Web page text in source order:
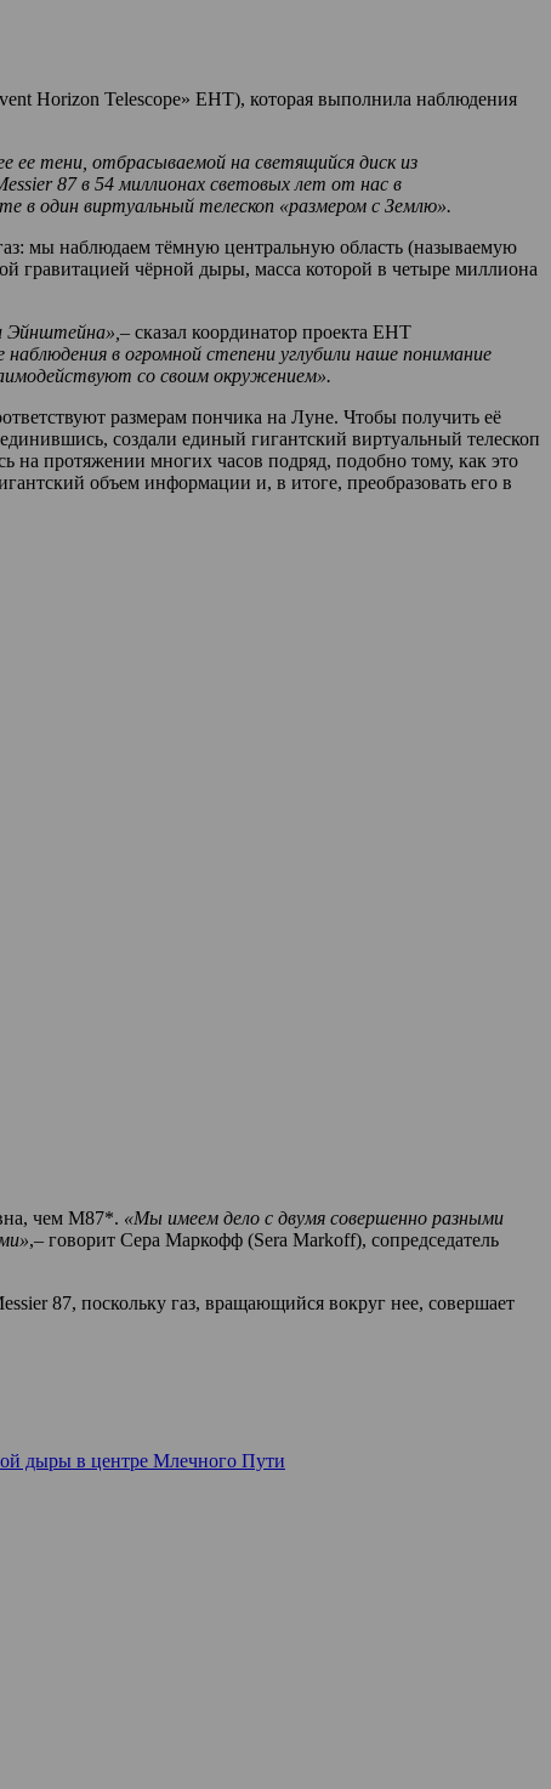
Horizon Telescope» EHT), которая выполнила наблюдения
тени, отбрасываемой на светящийся диск из
87 в 54 миллионах световых лет от нас в
в один виртуальный телескоп «размером с Землю».
мы наблюдаем тёмную центральную область (называемую
гравитацией чёрной дыры, масса которой в четыре миллиона
Эйнштейна»,– сказал координатор проекта EHT
наблюдения в огромной степени углубили наше понимание
со своим окружением».
размерам пончика на Луне. Чтобы получить её
создали единый гигантский виртуальный телескоп
протяжении многих часов подряд, подобно тому, как это
объем информации и, в итоге, преобразовать его в
чем M87*. «Мы имеем дело с двумя совершенно разными
,– говорит Сера Маркофф (Sera Markoff), сопредседатель
87, поскольку газ, вращающийся вокруг нее, совершает
дыры в центре Млечного Пути